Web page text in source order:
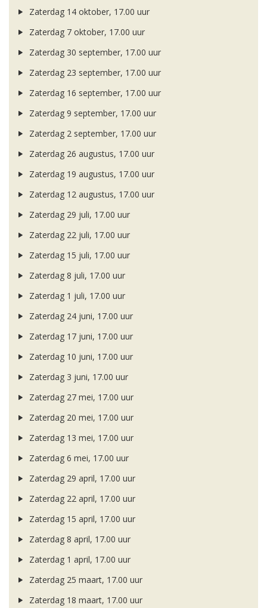
Zaterdag 14 oktober, 17.00 uur
Zaterdag 7 oktober, 17.00 uur
Zaterdag 30 september, 17.00 uur
Zaterdag 23 september, 17.00 uur
Zaterdag 16 september, 17.00 uur
Zaterdag 9 september, 17.00 uur
Zaterdag 2 september, 17.00 uur
Zaterdag 26 augustus, 17.00 uur
Zaterdag 19 augustus, 17.00 uur
Zaterdag 12 augustus, 17.00 uur
Zaterdag 29 juli, 17.00 uur
Zaterdag 22 juli, 17.00 uur
Zaterdag 15 juli, 17.00 uur
Zaterdag 8 juli, 17.00 uur
Zaterdag 1 juli, 17.00 uur
Zaterdag 24 juni, 17.00 uur
Zaterdag 17 juni, 17.00 uur
Zaterdag 10 juni, 17.00 uur
Zaterdag 3 juni, 17.00 uur
Zaterdag 27 mei, 17.00 uur
Zaterdag 20 mei, 17.00 uur
Zaterdag 13 mei, 17.00 uur
Zaterdag 6 mei, 17.00 uur
Zaterdag 29 april, 17.00 uur
Zaterdag 22 april, 17.00 uur
Zaterdag 15 april, 17.00 uur
Zaterdag 8 april, 17.00 uur
Zaterdag 1 april, 17.00 uur
Zaterdag 25 maart, 17.00 uur
Zaterdag 18 maart, 17.00 uur